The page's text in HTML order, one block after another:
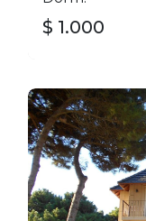
$ 1.000